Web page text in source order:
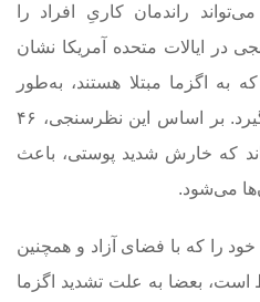
راندمان کاریِ افراد را
در ایالات متحده آمریکا نشان
به اگزما مبتلا هستند، به‌طور
محسوسی تحت‌تاثیر قرار می‌گیرد. بر اساس این نظرسنجی، ۴۶
که خارش شدید پوستی، باعث
می‌شود.
خود را که با فضای آزاد و همچنین
است، بعضا به علت تشدید اگزما